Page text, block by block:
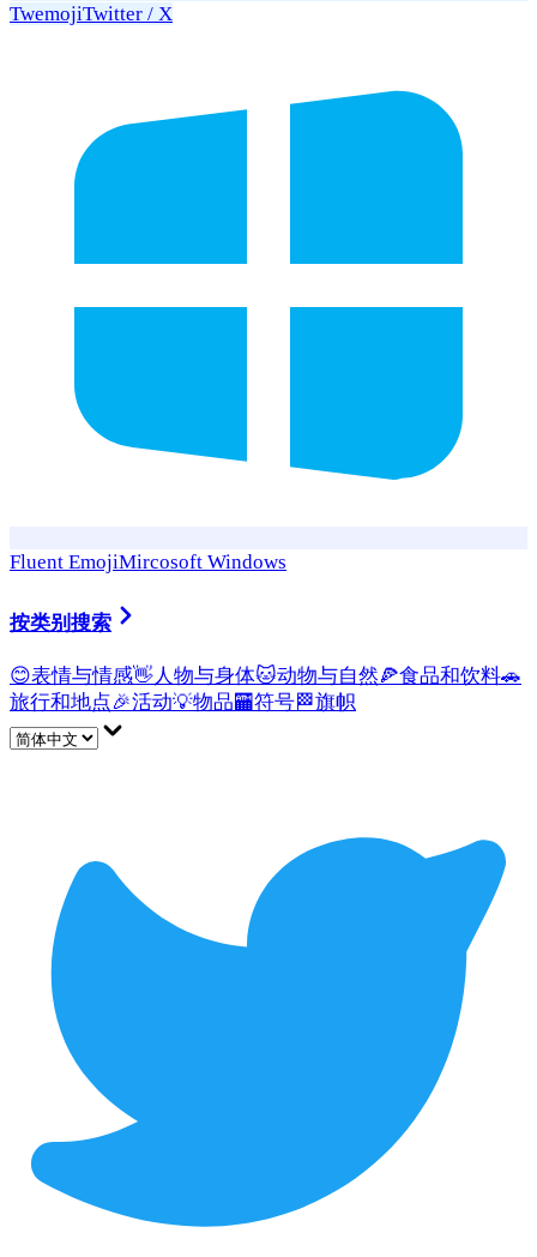
TwemojiTwitter / X
Fluent EmojiMircosoft Windows
按类别搜索
😊表情与情感👋 人物与身体🐱动物与自然🍕食品和饮料🚗
旅行和地点🎉活动💡物品🏧符号🏁旗帜